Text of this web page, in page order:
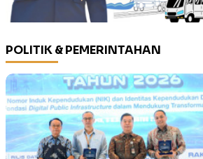
POLITIK & PEMERINTAHAN